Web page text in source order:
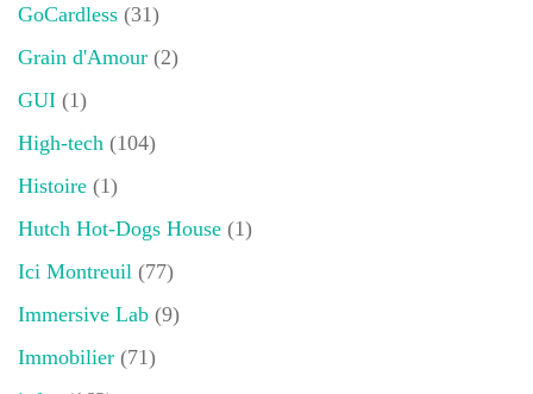
GoCardless (31)
Grain d'Amour (2)
GUI (1)
High-tech (104)
Histoire (1)
Hutch Hot-Dogs House (1)
Ici Montreuil (77)
Immersive Lab (9)
Immobilier (71)